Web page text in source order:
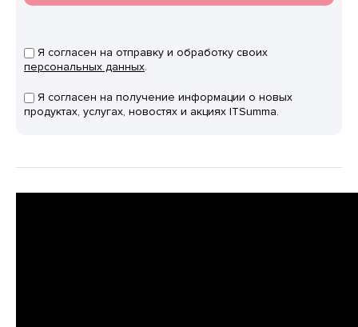
Я согласен на отправку и обработку своих
персональных данных.
Я согласен на получение информации о новых
продуктах, услугах, новостях и акциях ITSumma.